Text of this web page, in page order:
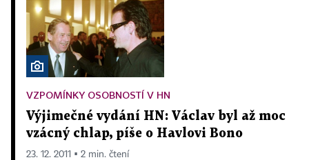
VZPOMÍNKY OSOBNOSTÍ V HN
Výjimečné vydání HN: Václav byl až moc
vzácný chlap, píše o Havlovi Bono
23. 12. 2011 ▪ 2 min. čtení